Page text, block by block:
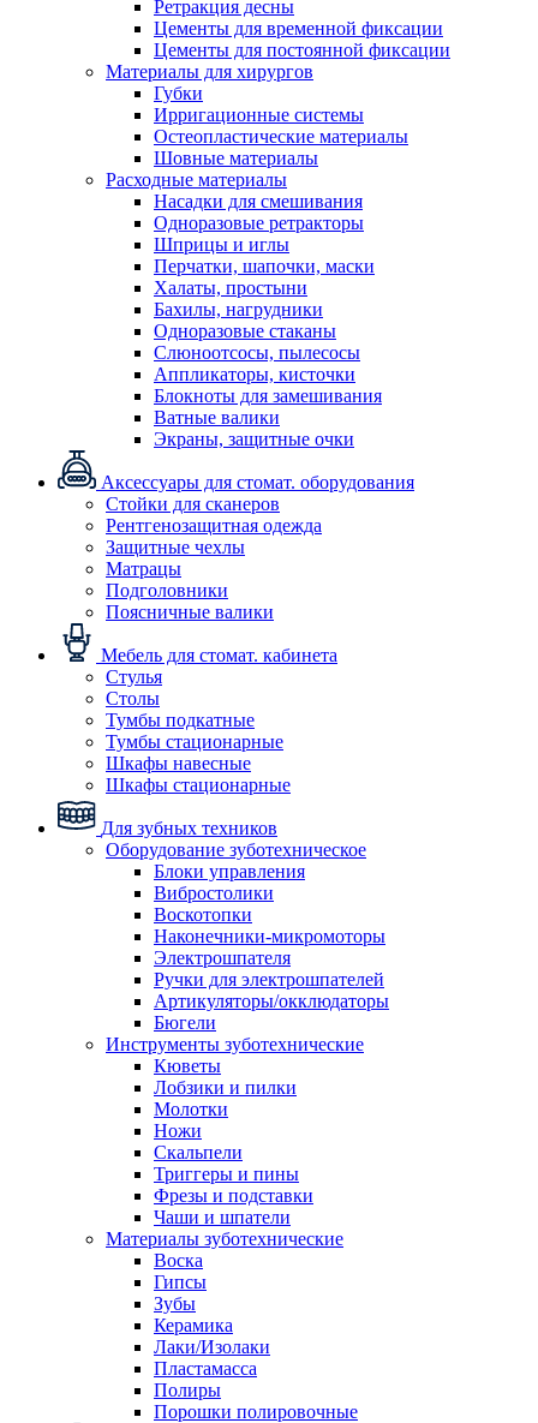
Ретракция десны
Цементы для временной фиксации
Цементы для постоянной фиксации
Материалы для хирургов
Губки
Ирригационные системы
Остеопластические материалы
Шовные материалы
Расходные материалы
Насадки для смешивания
Одноразовые ретракторы
Шприцы и иглы
Перчатки, шапочки, маски
Халаты, простыни
Бахилы, нагрудники
Одноразовые стаканы
Слюноотсосы, пылесосы
Аппликаторы, кисточки
Блокноты для замешивания
Ватные валики
Экраны, защитные очки
Аксессуары для стомат. оборудования
Стойки для сканеров
Рентгенозащитная одежда
Защитные чехлы
Матрацы
Подголовники
Поясничные валики
Мебель для стомат. кабинета
Стулья
Столы
Тумбы подкатные
Тумбы стационарные
Шкафы навесные
Шкафы стационарные
Для зубных техников
Оборудование зуботехническое
Блоки управления
Вибростолики
Воскотопки
Наконечники-микромоторы
Электрошпателя
Ручки для электрошпателей
Артикуляторы/окклюдаторы
Бюгели
Инструменты зуботехнические
Кюветы
Лобзики и пилки
Молотки
Ножи
Скальпели
Триггеры и пины
Фрезы и подставки
Чаши и шпатели
Материалы зуботехнические
Воска
Гипсы
Зубы
Керамика
Лаки/Изолаки
Пластамасса
Полиры
Порошки полировочные